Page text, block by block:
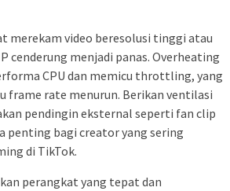
merekam video beresolusi tinggi atau
cenderung menjadi panas. Overheating
CPU dan memicu throttling, yang
frame rate menurun. Berikan ventilasi
pendingin eksternal seperti fan clip
penting bagi creator yang sering
di TikTok.
perangkat yang tepat dan